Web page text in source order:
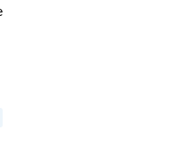
Event in Berlin-